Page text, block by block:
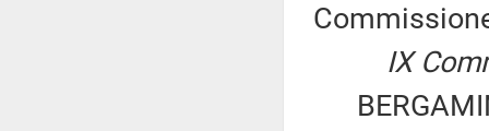
IX